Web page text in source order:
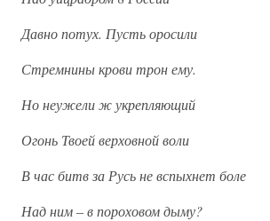
Давно потух. Пусть оросили
Стремнины крови трон ему.
Но неужели ж укрепляющий
Огонь Твоей верховной воли
В час битв за Русь не вспыхнет боле
Над ним–в пороховом дыму?